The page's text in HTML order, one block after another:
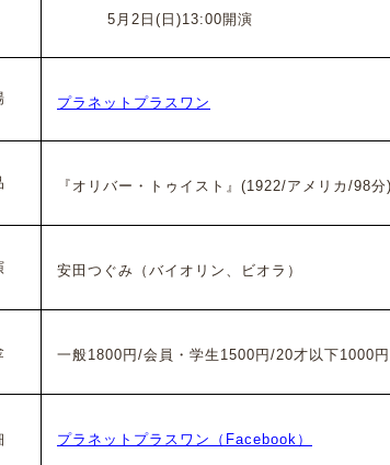
5月2日(日)13:00開演
プラネットプラスワン
『オリバー・トゥイスト』(1922/アメリカ/98分)
安田つぐみ（バイオリン、ビオラ）
一般1800円/会員・学生1500円/20才以下1000円
プラネットプラスワン（Facebook）